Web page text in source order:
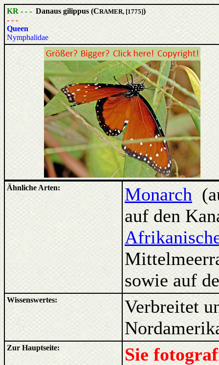
KR - - - Danaus gilippus (CRAMER, [1775])
- - -
Queen
Nymphalidae
Ähnliche Arten: Monarch
auf den
sowie auf
Wissenswertes:
Verbreitet
Zur Hauptseite:
Sie